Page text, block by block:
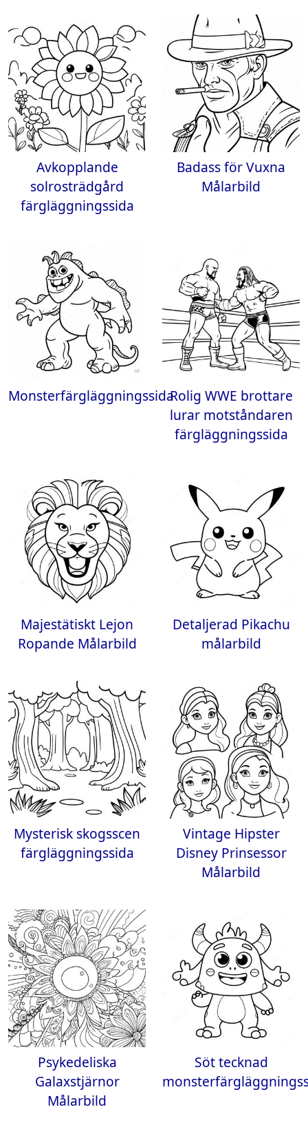
Avkopplande
solrosträdgård
färgläggningssida
Badass för Vuxna
Målarbild
MonsterfärgläggningssidaRolig WWE brottare
lurar motståndaren
färgläggningssida
Majestätiskt Lejon
Ropande Målarbild
Detaljerad Pikachu
målarbild
Mysterisk skogsscen
färgläggningssida
Vintage Hipster
Disney Prinsessor
Målarbild
Psykedeliska
Galaxstjärnor
Målarbild
Söt tecknad